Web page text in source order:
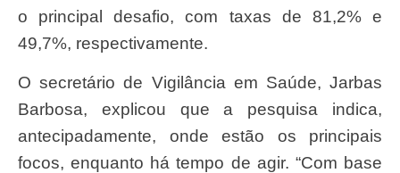
o principal desafio, com taxas de 81,2% e
49,7%, respectivamente.
O secretário de Vigilância em Saúde, Jarbas
Barbosa, explicou que a pesquisa indica,
antecipadamente, onde estão os principais
focos, enquanto há tempo de agir. “Com base